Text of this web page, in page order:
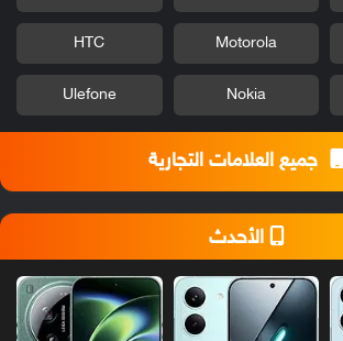
Motorola
HTC
Nokia
Ulefone
جميع العلامات التجارية
الأحدث